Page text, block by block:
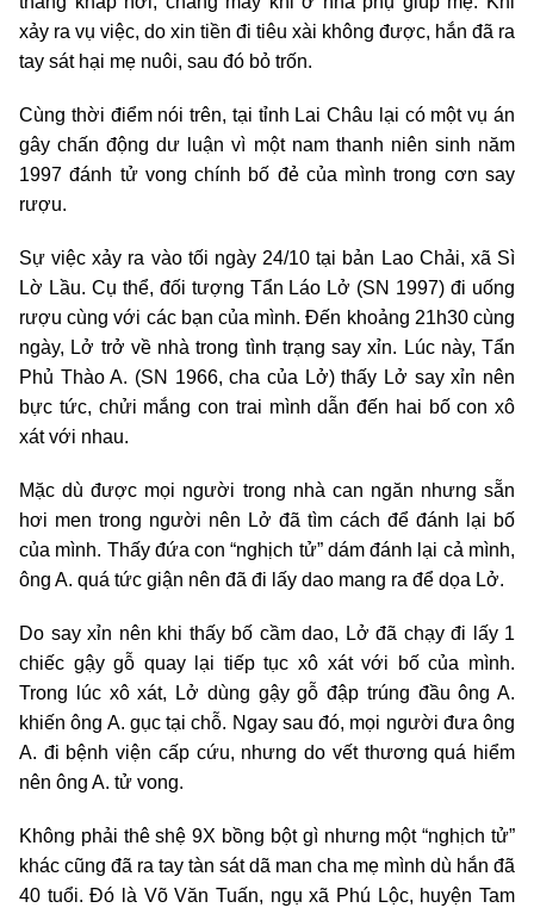
xảy ra vụ việc, do xin tiền đi tiêu xài không được, hắn đã ra
tay sát hại mẹ nuôi, sau đó bỏ trốn.
Cùng thời điểm nói trên, tại tỉnh Lai Châu lại có một vụ án
gây chấn động dư luận vì một nam thanh niên sinh năm
1997 đánh tử vong chính bố đẻ của mình trong cơn say
rượu.
Sự việc xảy ra vào tối ngày 24/10 tại bản Lao Chải, xã Sì
Lờ Lầu. Cụ thể, đối tượng Tẩn Láo Lở (SN 1997) đi uống
rượu cùng với các bạn của mình. Đến khoảng 21h30 cùng
ngày, Lở trở về nhà trong tình trạng say xỉn. Lúc này, Tẩn
Phủ Thào A. (SN 1966, cha của Lở) thấy Lở say xỉn nên
bực tức, chửi mắng con trai mình dẫn đến hai bố con xô
xát với nhau.
Mặc dù được mọi người trong nhà can ngăn nhưng sẵn
hơi men trong người nên Lở đã tìm cách để đánh lại bố
của mình. Thấy đứa con “nghịch tử” dám đánh lại cả mình,
ông A. quá tức giận nên đã đi lấy dao mang ra để dọa Lở.
Do say xỉn nên khi thấy bố cầm dao, Lở đã chạy đi lấy 1
chiếc gậy gỗ quay lại tiếp tục xô xát với bố của mình.
Trong lúc xô xát, Lở dùng gậy gỗ đập trúng đầu ông A.
khiến ông A. gục tại chỗ. Ngay sau đó, mọi người đưa ông
A. đi bệnh viện cấp cứu, nhưng do vết thương quá hiểm
nên ông A. tử vong.
Không phải thê shệ 9X bồng bột gì nhưng một “nghịch tử”
khác cũng đã ra tay tàn sát dã man cha mẹ mình dù hắn đã
40 tuổi. Đó là Võ Văn Tuấn, ngụ xã Phú Lộc, huyện Tam